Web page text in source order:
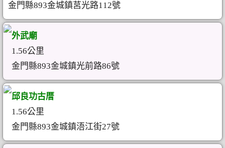
金門縣893金城鎮莒光路112號
外武廟
1.56公里
金門縣893金城鎮光前路86號
邱良功古厝
1.56公里
金門縣893金城鎮浯江街27號